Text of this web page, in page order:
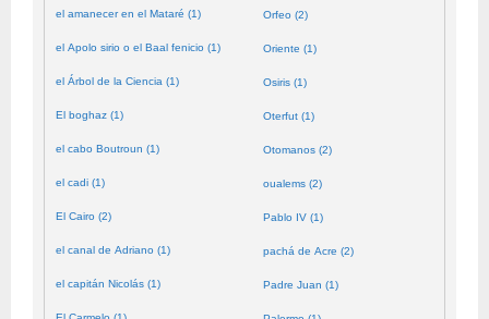
el amanecer en el Mataré (1)
el Apolo sirio o el Baal fenicio (1)
el Árbol de la Ciencia (1)
El boghaz (1)
el cabo Boutroun (1)
el cadi (1)
El Cairo (2)
el canal de Adriano (1)
el capitán Nicolás (1)
Orfeo (2)
Oriente (1)
Osiris (1)
Oterfut (1)
Otomanos (2)
oualems (2)
Pablo IV (1)
pachá de Acre (2)
Padre Juan (1)